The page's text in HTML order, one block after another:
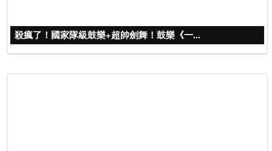
殺瘋了！國家隊級鼓樂+超帥劍舞！鼓樂《一...